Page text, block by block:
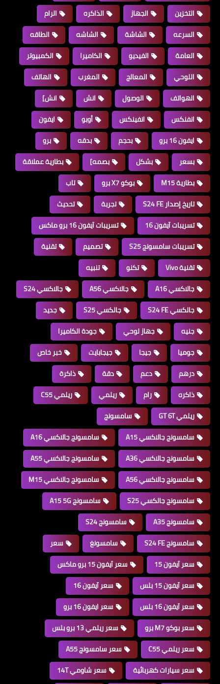
التخزين الجهاز الذاكره
الرام
السرعه
الشاشة الشاشه
الطاقه
العامة
الفيديو الكاميرا
الكمبيوتر
اللوحي
المعالج المغرب
الهاتف
الهواتف
الوصول انش
انش]
انفنكس
انفينكس أوبو
ايفون
ايفون 16 برو
بحجم بدقه
برو
بسعر
بشكل بصمه]
بطارية عملاقة
بطارية M15
بوكو X7 برو
تاب
تاريخ إصدار S24 FE
تجربة
تحديث
تسريبات آيفون 16
تسريبات آيفون 16 برو ماكس
تسريبات سامسونج S25
تصميم
تقنية
تقنية Vivo
تكنو
تنبيه
جالاكسي A16
جالاكسي A56
جالاكسي S24
جالكسي S24 FE
جالكسي S25
جديد
جنيه
جهاز لوحي
جودة الكاميرا
جوميا
جيجا جيجابايت
خبر خاص
درهم
دعم دقة
ذاكرة
ذاكره
رام ريلمي
ريلمي C55
ريلمي GT 6T
سامسونج
سامسونج جالاكسي A15
سامسونج جالاكسي A16
سامسونج جالاكسي A36
سامسونج جالاكسي A55
سامسونج جالاكسي A56
سامسونج جالاكسي M15
سامسونج جالكسي S25
سامسونج A15 5G
سامسونج A35
سامسونج S24
سامسونج S24 FE
سامسونغ
سعر
سعر آيفون 15
سعر آيفون 15 برو ماكس
سعر آيفون 15 بلس
سعر آيفون 16
سعر آيفون 16 بلس
سعر ايفون 16 برو
سعر بوكو M7 برو
سعر ريلمي 13 برو بلس
سعر ريلمي C55
سعر سامسونج A55
سعر سيارات كهربائية
سعر شاومي 14T